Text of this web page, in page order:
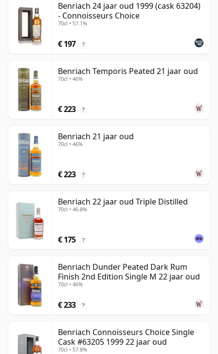
Benriach 24 jaar oud 1999 (cask 63204)
- Connoisseurs Choice
70cl • 57.1%
€ 197 ?
Benriach Temporis Peated 21 jaar oud
70cl • 46%
€ 223 ?
Benriach 21 jaar oud
70cl • 46%
€ 223 ?
Benriach 22 jaar oud Triple Distilled
70cl • 46.8%
€ 175 ?
Benriach Dunder Peated Dark Rum
Finish 2nd Edition Single M 22 jaar oud
70cl • 46%
€ 233 ?
Benriach Connoisseurs Choice Single
Cask #63205 1999 22 jaar oud
70cl • 57.8%